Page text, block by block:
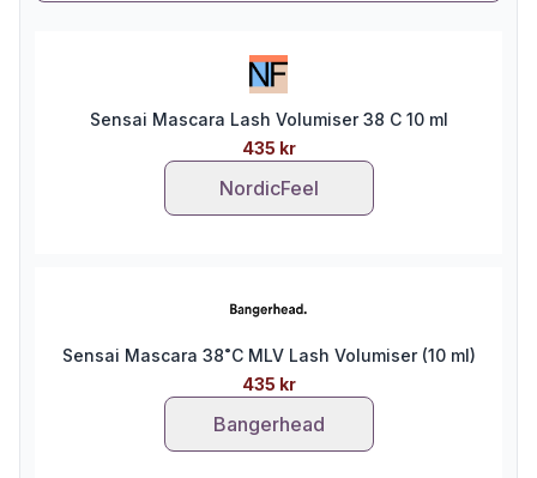
Sensai Mascara Lash Volumiser 38 C 10 ml
435 kr
NordicFeel
Sensai Mascara 38˚C MLV Lash Volumiser (10 ml)
435 kr
Bangerhead